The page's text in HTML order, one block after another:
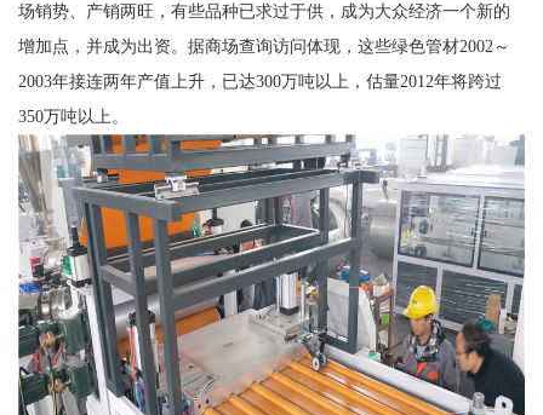
场销势、产销两旺，有些品种已求过于供，成为大众经济一个新的
增加点，并成为出资。据商场查询访问体现，这些绿色管材2002～
2003年接连两年产值上升，已达300万吨以上，估量2012年将跨过
350万吨以上。